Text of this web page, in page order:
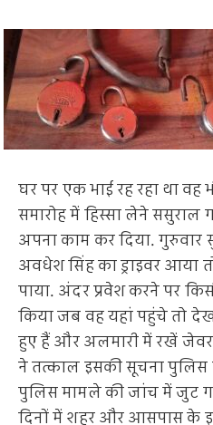
घर पर एक भाई रह रहा था वह
समारोह में हिस्सा लेने ससुराल
अपना काम कर दिया. गुरुवार
अवधेश सिंह का ड्राइवर आया
पाया. अंदर प्रवेश करने पर
किया जब वह यहां पहुंचे तो
हुए हैं और अलमारी में रखें
ने तत्काल इसकी सूचना पुलिस
पुलिस मामले की जांच में जुट
दिनों में शहर और आसपास के